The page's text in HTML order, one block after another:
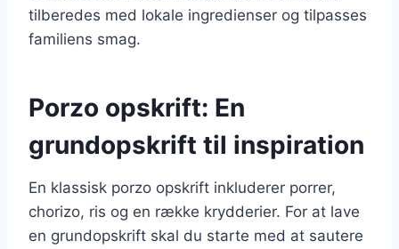
tilberedes med lokale ingredienser og tilpasses
familiens smag.
Porzo opskrift: En
grundopskrift til inspiration
En klassisk porzo opskrift inkluderer porrer,
chorizo, ris og en række krydderier. For at lave
en grundopskrift skal du starte med at sautere